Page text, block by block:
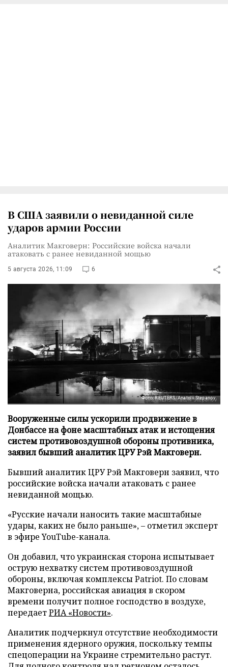
В США заявили о невиданной силе
ударов армии России
Аналитик Макговерн: Российские войска начали
атаковать с ранее невиданной мощью
5 августа 2026, 11:09 6
Фото: REUTERS/Anatolii Stepanov
Вооруженные силы ускорили продвижение в
Донбассе на фоне масштабных атак и истощения
систем противовоздушной обороны противника,
заявил бывший аналитик ЦРУ Рэй Макговерн.
Бывший аналитик ЦРУ Рэй Макговерн заявил, что
российские войска начали атаковать с ранее
невиданной мощью.
«Русские начали наносить такие масштабные
удары, каких не было раньше», – отметил эксперт
в эфире YouTube-канала.
Он добавил, что украинская сторона испытывает
острую нехватку систем противовоздушной
обороны, включая комплексы Patriot. По словам
Макговерна, российская авиация в скором
времени получит полное господство в воздухе,
передаетРИА «Новости».
Аналитик подчеркнул отсутствие необходимости
применения ядерного оружия, поскольку темпы
спецоперации на Украине стремительно растут.